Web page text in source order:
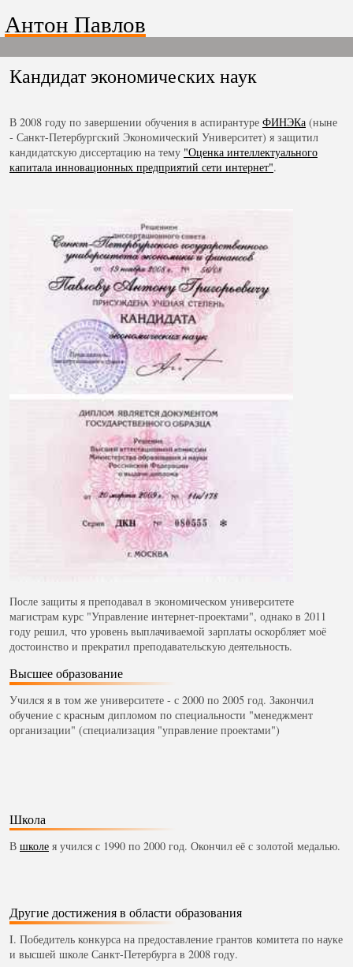
Антон Павлов
Кандидат экономических наук
В 2008 году по завершении обучения в аспирантуре ФИНЭКа (ныне
- Санкт-Петербургский Экономический Университет) я защитил
кандидатскую диссертацию на тему "Оценка интеллектуального
капитала инновационных предприятий сети интернет".
После защиты я преподавал в экономическом университете
магистрам курс "Управление интернет-проектами", однако в 2011
году решил, что уровень выплачиваемой зарплаты оскорбляет моё
достоинство и прекратил преподавательскую деятельность.
Высшее образование
Учился я в том же университете - с 2000 по 2005 год. Закончил
обучение с красным дипломом по специальности "менеджмент
организации" (специализация "управление проектами")
Школа
В школе я учился с 1990 по 2000 год. Окончил её с золотой медалью.
Другие достижения в области образования
I. Победитель конкурса на предоставление грантов комитета по науке
и высшей школе Санкт-Петербурга в 2008 году.